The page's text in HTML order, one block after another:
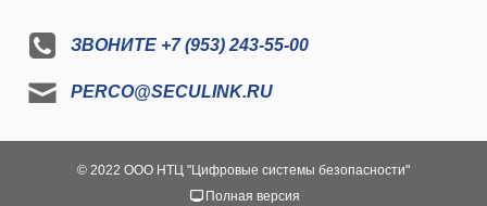
ЗВОНИТЕ +7 (953) 243-55-00
PERCO@SECULINK.RU
© 2022 ООО НТЦ "Цифровые системы безопасности"
Полная версия